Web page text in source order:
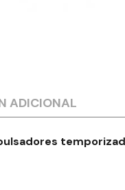
ADICIONAL